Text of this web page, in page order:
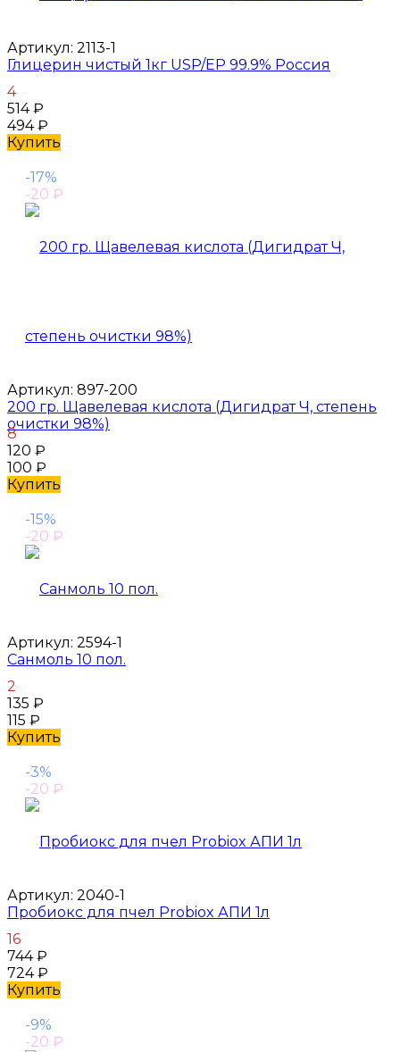
Артикул: 2113-1
Глицерин чистый 1кг USP/EP 99.9% Россия
4
514₽
494₽
Купить
-17%
-20 ₽
Артикул: 897-200
200 гр. Щавелевая кислота (Дигидрат Ч, степень
очистки 98%)
8
120 ₽
100 ₽
Купить
-15%
-20 ₽
Артикул: 2594-1
Санмоль 10 пол.
2
135 ₽
115 ₽
Купить
-3%
-20 ₽
Артикул: 2040-1
Пробиокс для пчел Probiox АПИ 1л
16
744₽
724₽
Купить
-9%
-20 ₽